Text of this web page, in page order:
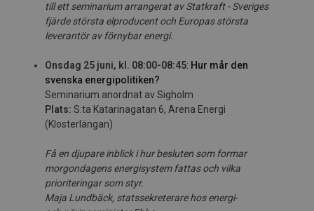
tillettseminarium arrangerat av Statkraft - Sveriges
fjärde största elproducent och Europas största
leverantör av förnybar energi.
Onsdag 25 juni, kl. 08:00-08:45: Hur mår den
svenska energipolitiken?
Seminarium anordnat av Sigholm
Plats: S:ta Katarinagatan 6, Arena Energi
(Klosterlängan)
Få en djupare inblickihurbesluten som formar
morgondagens energisystem fattasoch vilka
prioriteringar som styr.
Maja Lundbäck, statssekreterare hos energi-